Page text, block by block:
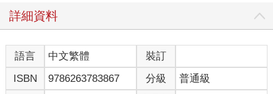
詳細資料
語言 中文繁體
裝訂
ISBN
9786263783867 分級 普通級